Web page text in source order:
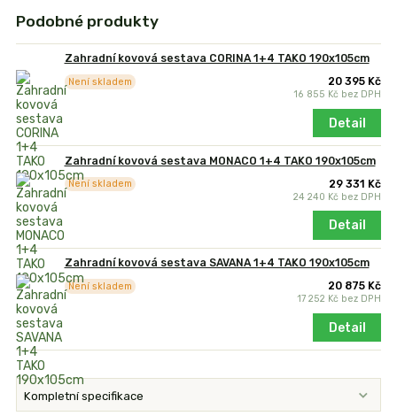
Podobné produkty
Zahradní kovová sestava CORINA 1+4 TAKO 190x105cm
20 395 Kč
16 855 Kč bez DPH
Není skladem
Detail
Zahradní kovová sestava MONACO 1+4 TAKO 190x105cm
29 331 Kč
24 240 Kč bez DPH
Není skladem
Detail
Zahradní kovová sestava SAVANA 1+4 TAKO 190x105cm
20 875 Kč
17 252 Kč bez DPH
Není skladem
Detail
Kompletní specifikace